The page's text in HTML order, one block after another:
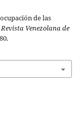
de las
Revista Venezolana de